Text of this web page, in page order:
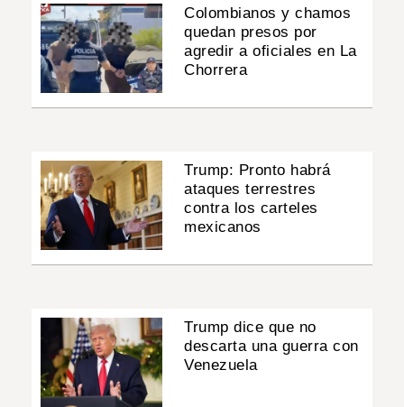
Colombianos y chamos
quedan presos por
agredir a oficiales en La
Chorrera
Trump: Pronto habrá
ataques terrestres
contra los carteles
mexicanos
Trump dice que no
descarta una guerra con
Venezuela